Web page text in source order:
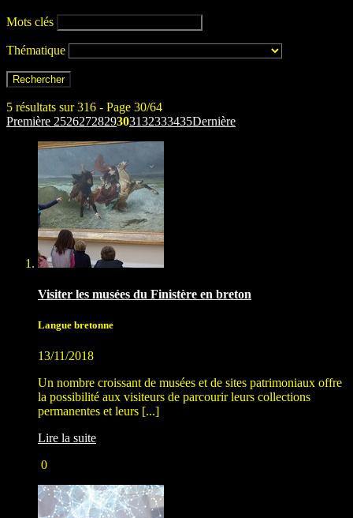
Mots clés
Thématique
5 résultats sur 316 - Page 30/64
Première 2526272829303132333435Dernière
Visiter les musées du Finistère en breton
Langue bretonne
13/11/2018
Un nombre croissant de musées et de sites patrimoniaux offre
la possibilité aux visiteurs de parcourir leurs collections
permanentes et leurs [...]
Lire la suite
0